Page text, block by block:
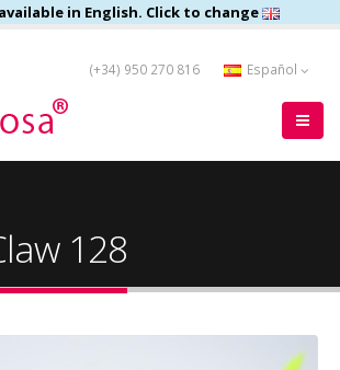
in English. Click to change
(+34) 950 270 816 Español
128